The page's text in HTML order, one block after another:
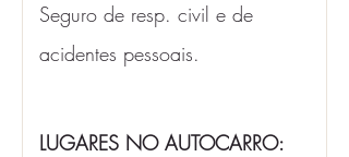
Seguro de resp. civil e de
acidentes pessoais.
LUGARES NO AUTOCARRO: